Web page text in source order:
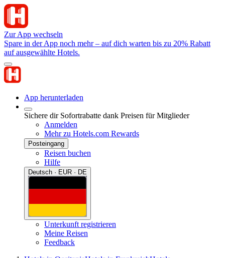
Zur App wechseln
Spare in der App noch mehr – auf dich warten bis zu 20% Rabatt
auf ausgewählte Hotels.
App herunterladen
Sichere dir Sofortrabatte dank Preisen für Mitglieder
Anmelden
Mehr zu Hotels.com Rewards
Posteingang
Reisen buchen
Hilfe
Deutsch · EUR · DE
Unterkunft registrieren
Meine Reisen
Feedback